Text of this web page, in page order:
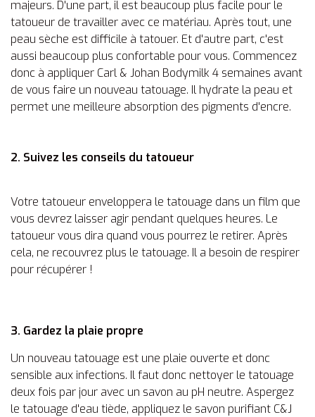
majeurs. D'une part, il est beaucoup plus facile pour le
tatoueur de travailler avec ce matériau. Après tout, une
peau sèche est difficile à tatouer. Et d'autre part, c'est
aussi beaucoup plus confortable pour vous. Commencez
donc à appliquer Carl & Johan Bodymilk 4 semaines avant
de vous faire un nouveau tatouage. Il hydrate la peau et
permet une meilleure absorption des pigments d'encre.
2. Suivez les conseils du tatoueur
Votre tatoueur enveloppera le tatouage dans un film que
vous devrez laisser agir pendant quelques heures. Le
tatoueur vous dira quand vous pourrez le retirer. Après
cela, ne recouvrez plus le tatouage. Il a besoin de respirer
pour récupérer !
3. Gardez la plaie propre
Un nouveau tatouage est une plaie ouverte et donc
sensible aux infections. Il faut donc nettoyer le tatouage
deux fois par jour avec un savon au pH neutre. Aspergez
le tatouage d'eau tiède, appliquez le savon purifiant C&J